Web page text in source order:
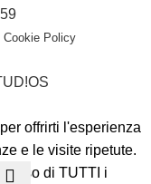
Cookie Policy
offrirti l'esperienza
e le visite ripetute.
di TUTTI i